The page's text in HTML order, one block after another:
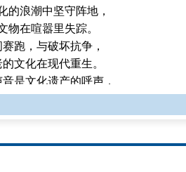
的浪潮中坚守阵地，
物在喧嚣里失踪。
跑，与破坏抗争，
文化在现代重生。
是文化遗产的呼声，
重重，不惧冷语讥讽，